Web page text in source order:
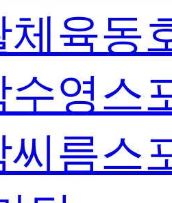
체육동
수영스
씨름스